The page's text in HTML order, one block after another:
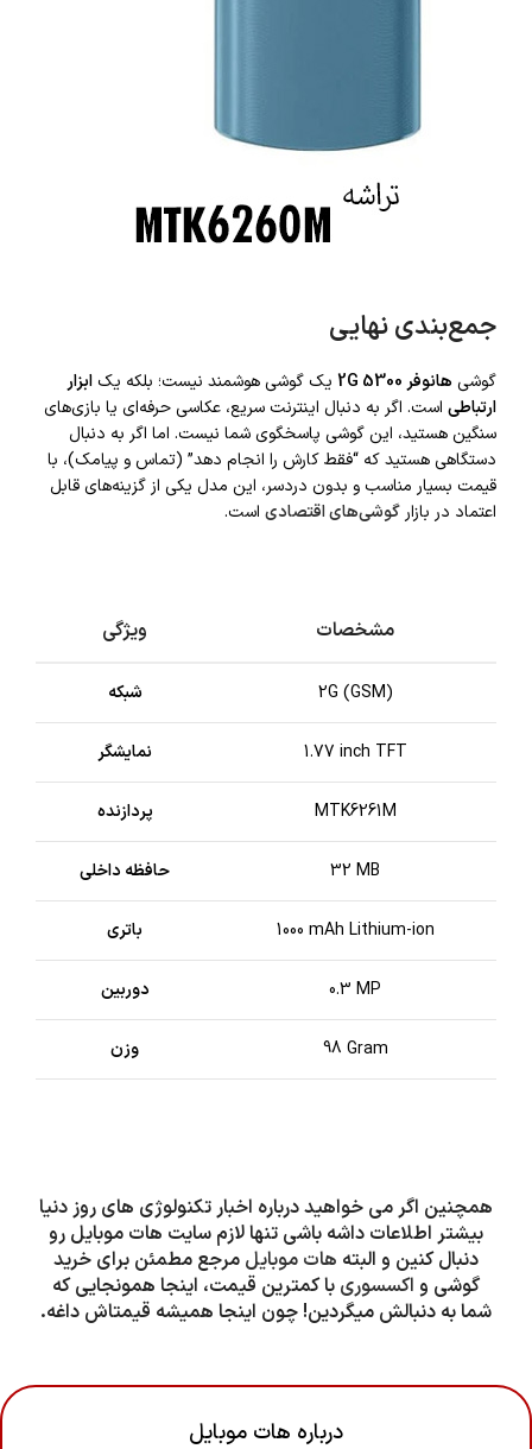
جمع‌بندی نهایی
گوشی هانوفر 5300 2G یک گوشی هوشمند نیست؛ بلکه یک ابزار
ارتباطی است. اگر به دنبال اینترنت سریع، عکاسی حرفه‌ای یا بازی‌های
سنگین هستید، این گوشی پاسخگوی شما نیست. اما اگر به دنبال
دستگاهی هستید که “فقط کارش را انجام دهد” (تماس و پیامک)، با
قیمت بسیار مناسب و بدون دردسر، این مدل یکی از گزینه‌های قابل
اعتماد در بازار گوشی‌های اقتصادی است.
ویژگی مشخصات
شبکه 2G (GSM)
نمایشگر 1.77 inch TFT
پردازنده MTK6261M
حافظه داخلی 32 MB
باتری 1000 mAh Lithium-ion
دوربین 0.3 MP
وزن 98 Gram
همچنین اگر می خواهید درباره اخبار تکنولوژی های روز دنیا
بیشتر اطلاعات داشه باشی تنها لازم سایت هات موبایل رو
دنبال کنین و البته هات موبایل مرجع مطمئن برای خرید
گوشی و اکسسوری با کمترین قیمت، اینجا همونجایی که
شما به دنبالش میگردین! چون اینجا همیشه قیمتاش داغه.
درباره هات موبایل